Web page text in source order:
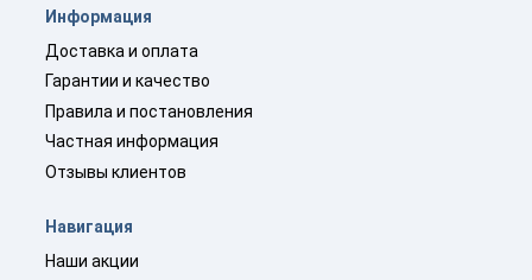
Информация
Доставка и оплата
Гарантии и качество
Правила и постановления
Частная информация
Отзывы клиентов
Навигация
Наши акции